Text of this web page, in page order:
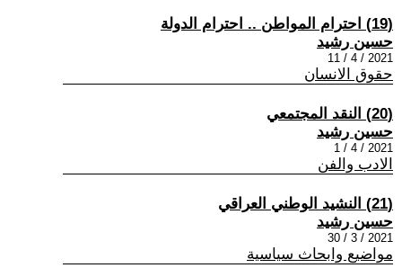
(19) احترام المواطن .. احترام الدولة
حسين رشيد
2021 / 4 / 11
حقوق الانسان
(20) النقد المجتمعي
حسين رشيد
2021 / 4 / 1
الادب والفن
(21) النشيد الوطني العراقي
حسين رشيد
2021 / 3 / 30
مواضيع وابحاث سياسية